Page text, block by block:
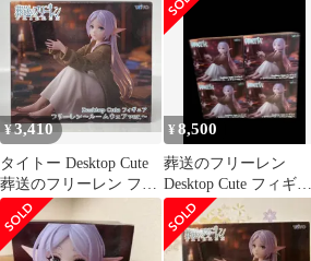
¥3,410
タイトー Desktop Cute
葬送のフリーレン フリ
ーレン～ルームウェア
ver.～
¥8,500
葬送のフリーレン
Desktop Cute フィギュ
ア ルームウェア 4体セ
ット